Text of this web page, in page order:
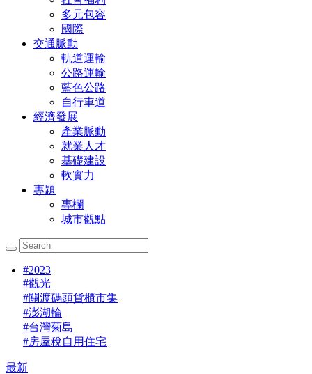
多元包容
國際
交通脈動
軌道運輸
公路運輸
藍色公路
自行車道
經濟發展
產業脈動
就業人才
基礎建設
軟實力
專題
專欄
城市觀點
#2023
#觀光
#關渡碼頭貨櫃市集
#澎湖輪
#台灣菊島
#房屋稅自用住宅
最新